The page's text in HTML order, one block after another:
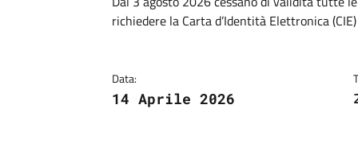
Dettagli
richiedere la Carta d’Identità Elettronica (CIE)
Data:
14 Aprile 2026